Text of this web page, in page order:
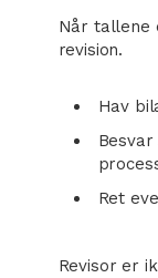
Når tallene
revision.
Hav
Ret
Revisor er